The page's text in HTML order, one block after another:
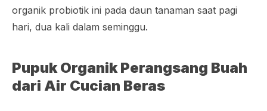
organik probiotik ini pada daun tanaman saat pagi
hari, dua kali dalam seminggu.
Pupuk Organik Perangsang Buah
dari Air Cucian Beras